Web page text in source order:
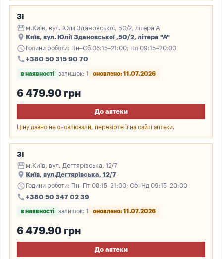
3і
storefront м.Київ, вул. Юлії Здановської, 50/2, літера А
place Київ, вул. Юлії Здановської ,50/2, літера "А"
schedule Години роботи: Пн–Сб 08:15–21:00; Нд 09:15–20:00
call +380 50 315 90 70
в наявності залишок: 1 оновлено: 11.07.2026
6 479.90 грн
До аптеки
Ціну давно не оновлювали, перевірте її на сайті аптеки.
3і
storefront м.Київ, вул. Дегтярівська, 12/7
place Київ, вул.Дегтярівська, 12/7
schedule Години роботи: Пн–Пт 08:15–21:00; Сб–Нд 09:15–20:00
call +380 50 347 02 39
в наявності залишок: 1 оновлено: 11.07.2026
6 479.90 грн
До аптеки